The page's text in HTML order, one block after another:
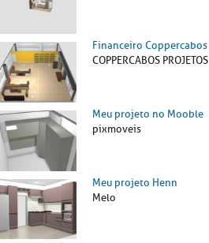
Financeiro Coppercabos
COPPERCABOS PROJETOS
Meu projeto no Mooble
pixmoveis
Meu projeto Henn
Melo